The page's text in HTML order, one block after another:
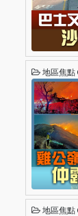
地區焦點
地區焦點